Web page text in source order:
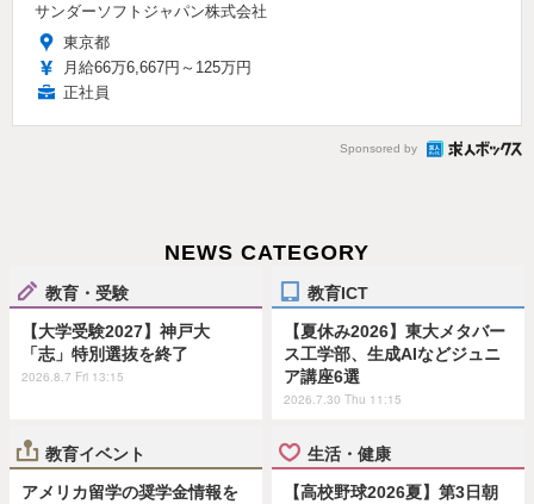
サンダーソフトジャパン株式会社
東京都
月給66万6,667円～125万円
正社員
Sponsored by
NEWS CATEGORY
教育・受験
【大学受験2027】神戸大
「志」特別選抜を終了
2026.8.7 Fri 13:15
教育ICT
【夏休み2026】東大メタバー
ス工学部、生成AIなどジュニ
ア講座6選
2026.7.30 Thu 11:15
教育イベント
アメリカ留学の奨学金情報を
生活・健康
【高校野球2026夏】第3日朝